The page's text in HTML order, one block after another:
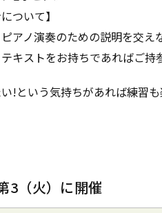
ついて】
アノ演奏のための説明を交え
キストをお持ちであればご持
!という気持ちがあれば練習
3（火）に開催